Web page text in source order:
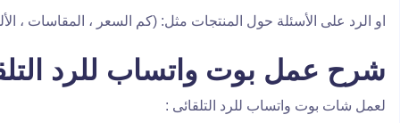
او الرد على الأسئلة حول المنتجات مثل: (كم السعر ، المقاسات ،
شرح عمل بوت واتساب للرد
لعمل شات بوت واتساب للرد التلقائى :